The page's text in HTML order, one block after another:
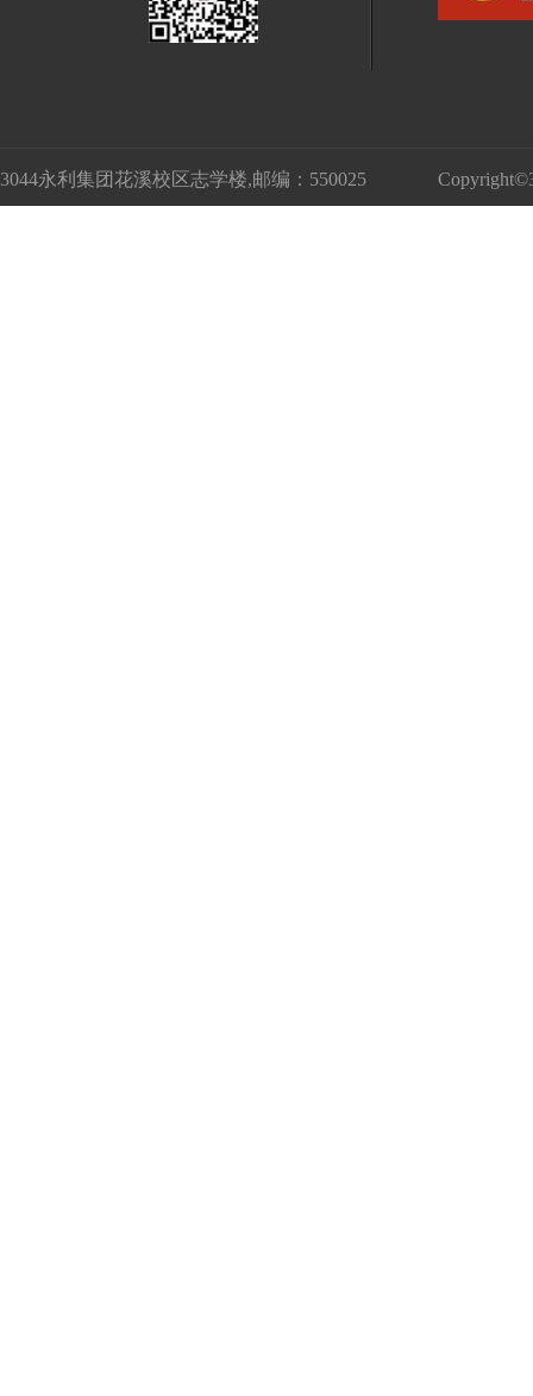
3044永利集团花溪校区志学楼,邮编：550025